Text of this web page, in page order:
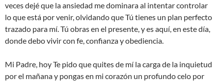
veces dejé que la ansiedad me dominara al intentar controlar
lo que está por venir, olvidando que Tú tienes un plan perfecto
trazado para mí. Tú obras en el presente, y es aquí, en este día,
donde debo vivir con fe, confianza y obediencia.
Mi Padre, hoy Te pido que quites de mí la carga de la inquietud
por el mañana y pongas en mi corazón un profundo celo por